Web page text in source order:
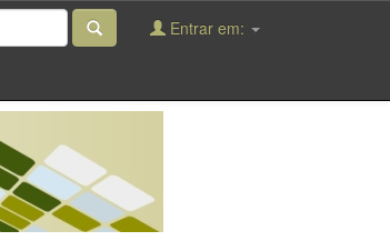
Entrar em: